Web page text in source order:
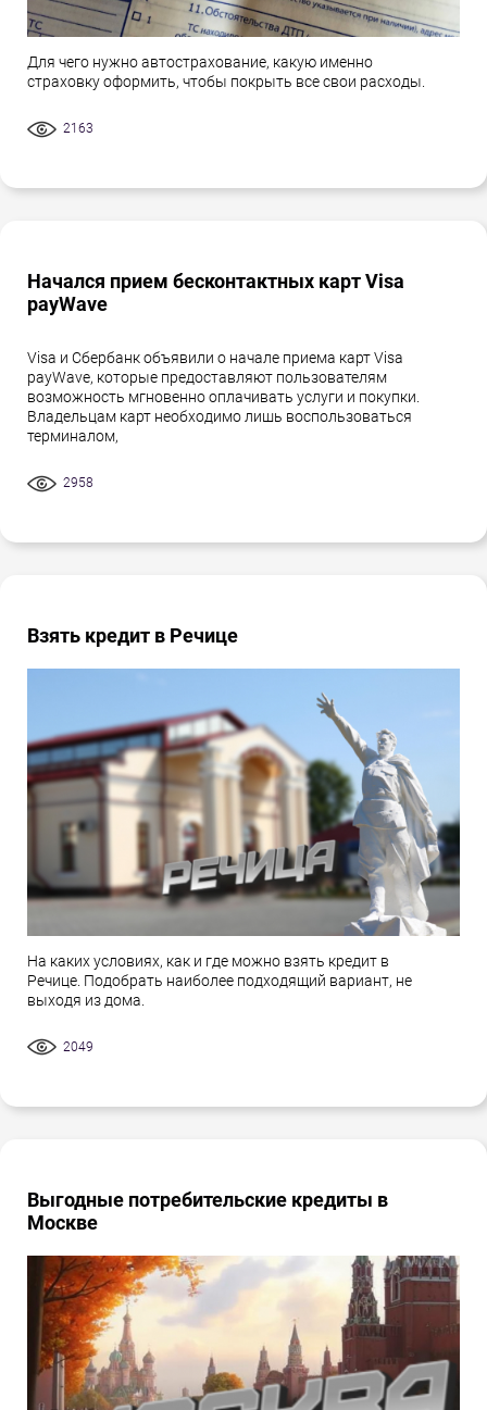
Для чего нужно автострахование, какую именно
страховку оформить, чтобы покрыть все свои расходы.
2163
Начался прием бесконтактных карт Visa
payWave
Visa и Сбербанк объявили о начале приема карт Visa
payWave, которые предоставляют пользователям
возможность мгновенно оплачивать услуги и покупки.
Владельцам карт необходимо лишь воспользоваться
терминалом,
2958
Взять кредит в Речице
На каких условиях, как и где можно взять кредит в
Речице. Подобрать наиболее подходящий вариант, не
выходя из дома.
2049
Выгодные потребительские кредиты в
Москве